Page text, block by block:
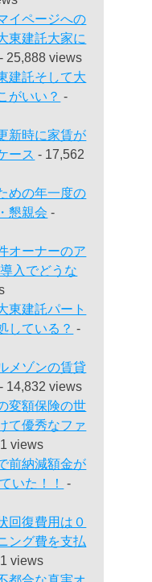
イページへの
東建託大家に
- 25,888 views
建託そして大
がいい？ -
新時に家賃が
ース - 17,562
めの年一度の
懇親会 -
オーナーのア
入でどうな
東建託パート
している？ -
メゾンの賃貸
- 14,832 views
変額保険の世
て優秀なファ
views
前納減額金が
いた！！
-
回復費用は０
ング費を支払
views